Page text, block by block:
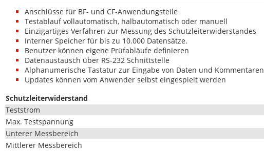
Anschlüsse für BF- und CF-Anwen­dung­steile
Testablauf vol­lau­toma­tisch, hal­bau­toma­tisch oder manuell
Einzi­gar­tiges Ver­fahren zur Mes­sung des Schut­zleit­er­wider­standes
Intern­er Spe­ich­er für bis zu 10.000 Daten­sätze.
Benutzer kön­nen eigene Prü­fa­bläufe definieren
Date­naus­tausch über RS-232 Schnittstelle
Alphanu­merische Tas­tatur zur Eingabe von Dat­en und Kom­mentaren
Updates kön­nen vom Anwen­der selb­st einge­spielt werden
Schut­zleit­er­wider­stand
Test­strom
Max. Testspan­nung
Unter­er Messbereich
Mit­tlerer Messbereich